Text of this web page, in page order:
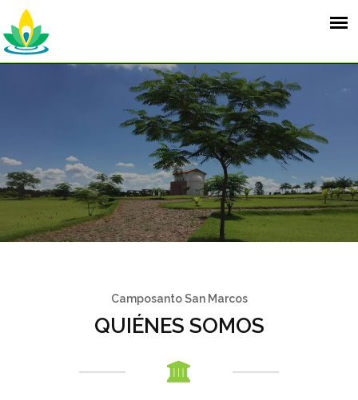
Camposanto San Marcos
QUIÉNES SOMOS